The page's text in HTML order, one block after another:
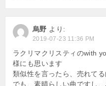
烏野 より:
2019-07-23 11:36 PM
ラクリマクリスティのwith
様にも思います
類似性を言ったら、売れて
でも、素晴らしい曲ですし